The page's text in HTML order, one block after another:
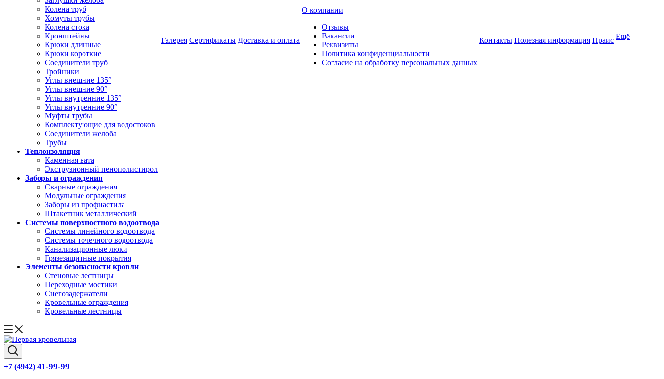
Колена труб
Хомуты трубы
Колена стока
Кронштейны
Крюки длинные
Крюки короткие
Соединители труб
Тройники
Углы внешние 135°
Углы внешние 90°
Углы внутренние 135°
Углы внутренние 90°
Муфты трубы
Комплектующие для водостоков
Соединители желоба
Трубы
Теплоизоляция
Каменная вата
Экструзионный пенополистирол
Заборы и ограждения
Сварные ограждения
Модульные ограждения
Заборы из профнастила
Штакетник металлический
Системы поверхностного водоотвода
Системы линейного водоотвода
Системы точечного водоотвода
Канализационные люки
Грязезащитные покрытия
Элементы безопасности кровли
Стеновые лестницы
Переходные мостики
Снегозадержатели
Кровельные ограждения
Кровельные лестницы
Галерея Сертификаты Доставка и оплата
О компании
Отзывы
Вакансии
Реквизиты
Политика конфиденциальности
Согласие на обработку персональных данных
Контакты Полезная информация Прайс Ещё
+7 (4942) 41-99-99